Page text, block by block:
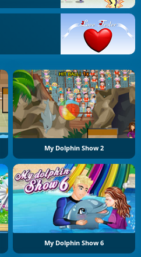
My Dolphin Show 2
My Dolphin Show 6